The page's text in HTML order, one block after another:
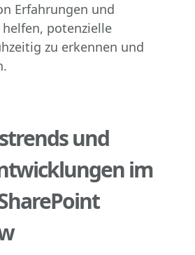
Erfahrungen und
potenzielle
zu erkennen und
und
im